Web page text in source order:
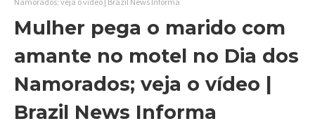
Mulher pega o marido com
amante no motel no Dia dos
Namorados; veja o vídeo |
Brazil News Informa